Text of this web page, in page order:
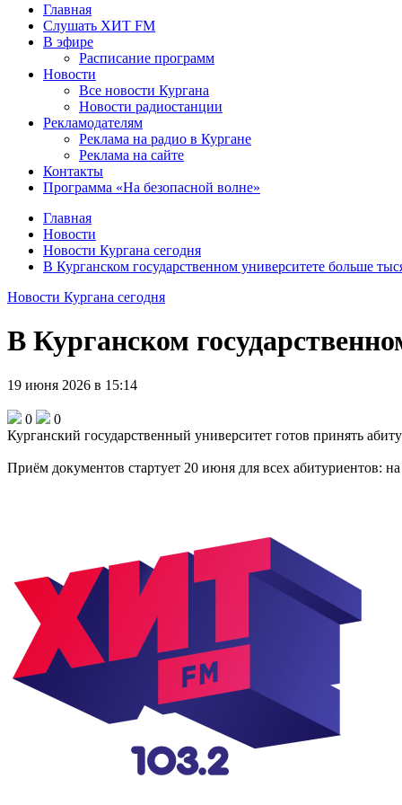
Главная
Слушать ХИТ FM
В эфире
Расписание программ
Новости
Все новости Кургана
Новости радиостанции
Рекламодателям
Реклама на радио в Кургане
Реклама на сайте
Контакты
Программа «На безопасной волне»
Главная
Новости
Новости Кургана сегодня
В Курганском государственном университете больше
Новости Кургана сегодня
В Курганском
19 июня 2026 в 15:14
0
0
Курганский государственный университет готов принять
Приём документов стартует 20 июня для всех абитуриентов: